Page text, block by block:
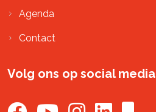
Agenda
Contact
Volg ons op social media